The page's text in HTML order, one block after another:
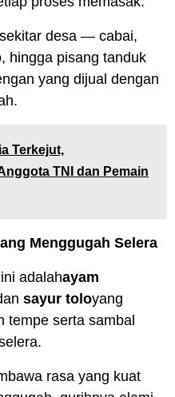
desa — cabai,
hingga pisang tanduk
yang dijual dengan
Terkejut,
TNI dan Pemain
Menggugah Selera
adalahayam
sayur toloyang
tempe serta sambal
rasa yang kuat